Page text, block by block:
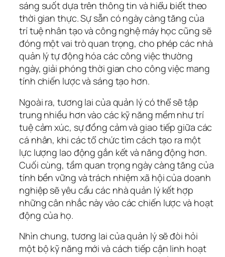
sáng suốt dựa trên thông tin và hiểu biết theo
thời gian thực. Sự sẵn có ngày càng tăng của
trí tuệ nhân tạo và công nghệ máy học cũng sẽ
đóng một vai trò quan trọng, cho phép các nhà
quản lý tự động hóa các công việc thường
ngày, giải phóng thời gian cho công việc mang
tính chiến lược và sáng tạo hơn.
Ngoài ra, tương lai của quản lý có thể sẽ tập
trung nhiều hơn vào các kỹ năng mềm như trí
tuệ cảm xúc, sự đồng cảm và giao tiếp giữa các
cá nhân, khi các tổ chức tìm cách tạo ra một
lực lượng lao động gắn kết và năng động hơn.
Cuối cùng, tầm quan trọng ngày càng tăng của
tính bền vững và trách nhiệm xã hội của doanh
nghiệp sẽ yêu cầu các nhà quản lý kết hợp
những cân nhắc này vào các chiến lược và hoạt
động của họ.
Nhìn chung, tương lai của quản lý sẽ đòi hỏi
một bộ kỹ năng mới và cách tiếp cận linh hoạt